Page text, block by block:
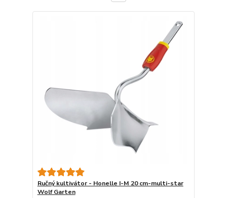
Ručný kultivátor - Honelle I-M 20 cm-multi-star
Wolf Garten